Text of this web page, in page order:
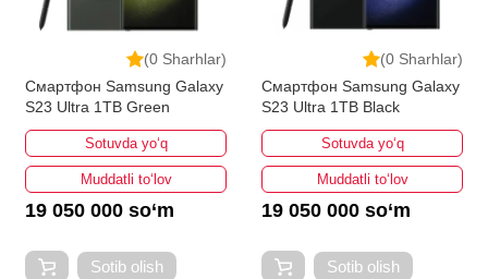
(0 Sharhlar)
Смартфон Samsung Galaxy
S23 Ultra 1TB Green
Sotuvda yo‘q
Muddatli to‘lov
19 050 000 so‘m
Sotib olish
(0 Sharhlar)
Смартфон Samsung Galaxy
S23 Ultra 1TB Black
Sotuvda yo‘q
Muddatli to‘lov
19 050 000 so‘m
Sotib olish